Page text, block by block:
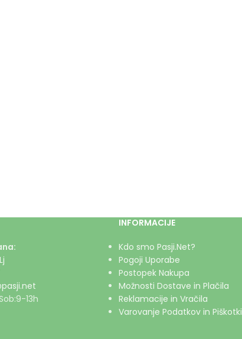
13h
INFORMACIJE
Kdo smo Pasji.Net?
Pogoji Uporabe
Postopek Nakupa
Možnosti Dostave in Plačila
Reklamacije in Vračila
Varovanje Podatkov in Piškotki